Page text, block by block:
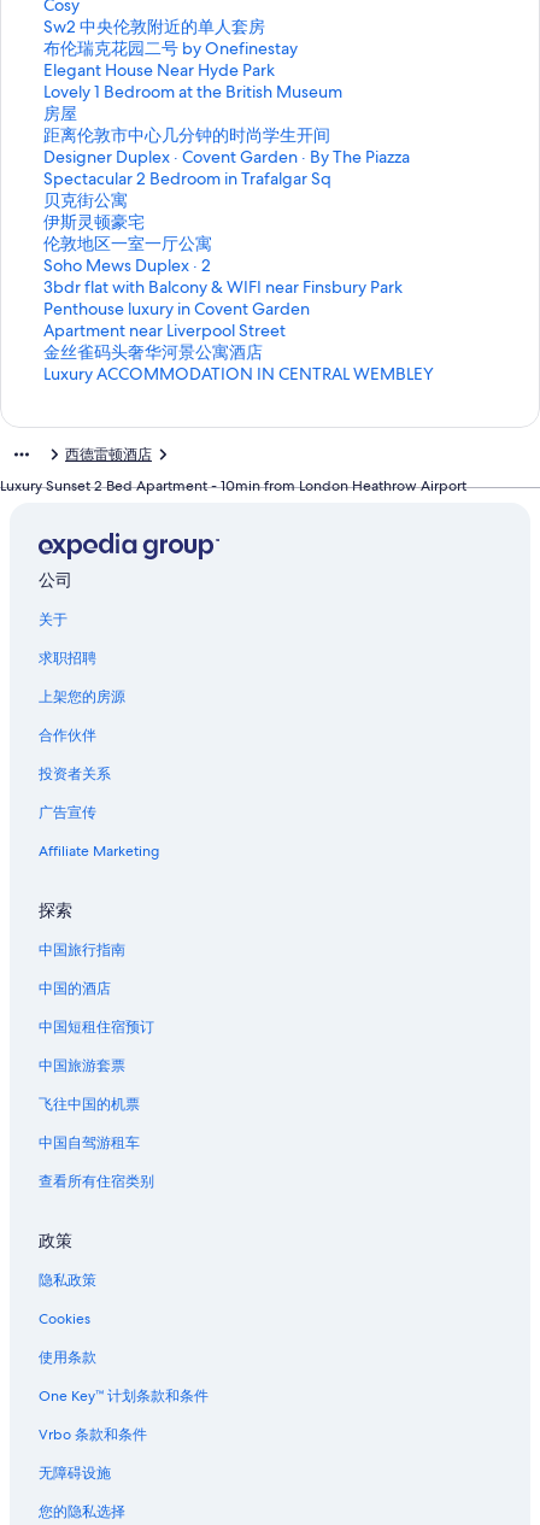
金
迷
人
的
5
卧
室
房
子
页
面
的
链
接
N
e
w
M
a
l
d
e
n
3
页
面
的
链
接
Cosy
开
C
o
s
y
页
面
的
链
接
Sw2 中央伦敦附近的单人套房
打
开
S
w
2
中
央
伦
敦
附
近
的
单
人
套
房
页
接
布伦瑞克花园二号 by Onefinestay
打
开
布
伦
瑞
克
花
园
二
号
b
y
O
n
e
f
t
页
面
的
链
接
Elegant House Near Hyde Park
打
开
E
l
e
g
a
n
t
H
o
u
s
e
N
H
y
P
a
r
k
页
面
链
Lovely 1 Bedroom at the British Museum
打
开
L
o
v
e
l
y
1
B
e
d
r
o
t
B
r
i
t
i
s
M
s
e
u
m
面
接
房屋
打
开
房
屋
页
面
的
链
接
距离伦敦市中心几分钟的时尚学生开间
打
开
距
离
伦
敦
市
中
心
几
分
钟
学
生
页
面
的
链
接
Designer Duplex · Covent Garden · By The Piazza
打
开
D
e
s
i
g
n
e
r
D
e
x
o
v
e
n
t
G
r
e
n
·
B
T
P
a
z
z
a
面
链
接
Spectacular 2 Bedroom in Trafalgar Sq
打
开
S
p
e
c
t
a
c
u
2
B
r
o
o
m
i
n
r
f
a
l
g
r
页
的
链
接
贝克街公寓
打
开
贝
克
街
公
寓
页
面
伊斯灵顿豪宅
打
开
伊
斯
灵
顿
豪
宅
链
接
伦敦地区一室一厅公寓
打
开
伦
敦
地
区
一
公
寓
的
链
接
Soho Mews Duplex · 2
打
开
S
o
h
o
D
l
e
x
·
2
页
的
接
3bdr flat with Balcony & WIFI near Finsbury Park
打
开
3
b
d
t
t
h
B
a
l
c
n
&
W
I
F
n
r
i
n
s
b
r
P
a
r
k
的
接
Penthouse luxury in Covent Garden
打
开
P
e
o
u
l
u
x
u
r
y
n
o
v
e
n
G
d
n
页
面
的
接
Apartment near Liverpool Street
打
开
A
m
t
n
e
a
r
L
v
r
p
o
o
S
e
t
页
面
的
接
金丝雀码头奢华河景公寓酒店
打
开
码
头
河
景
公
寓
酒
店
面
链
接
Luxury ACCOMMODATION IN CENTRAL WEMBLEY
打
u
A
C
C
O
M
M
D
T
I
O
N
N
N
R
A
L
W
M
L
E
Y
页
链
西德雷顿酒店
Luxury Sunset 2 Bed Apartment - 10min from London Heathrow Airport
公司
关于
求职招聘
上架您的房源
合作伙伴
投资者关系
广告宣传
Affiliate Marketing
探索
中国旅行指南
中国的酒店
中国短租住宿预订
中国旅游套票
飞往中国的机票
中国自驾游租车
查看所有住宿类别
政策
隐私政策
Cookies
使用条款
One Key™ 计划条款和条件
Vrbo 条款和条件
无障碍设施
您的隐私选择